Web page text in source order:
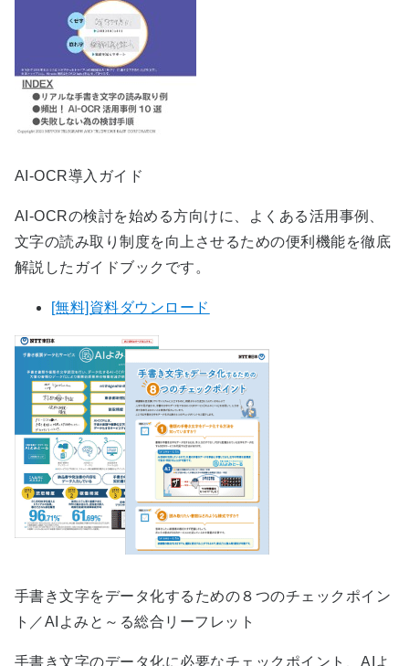
AI-OCR導入ガイド
AI-OCRの検討を始める方向けに、よくある活用事例、
文字の読み取り制度を向上させるための便利機能を徹底
解説したガイドブックです。
[無料]資料ダウンロード
手書き文字をデータ化するための８つのチェックポイン
ト／AIよみと～る総合リーフレット
手書き文字のデータ化に必要なチェックポイント、AIよ